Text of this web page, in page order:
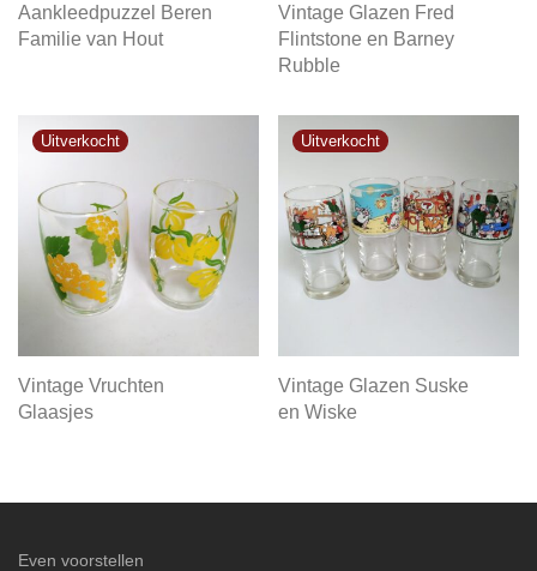
Aankleedpuzzel Beren
Familie van Hout
Vintage Glazen Fred
Flintstone en Barney
Rubble
Vintage Vruchten
Glaasjes
Vintage Glazen Suske
en Wiske
Even voorstellen